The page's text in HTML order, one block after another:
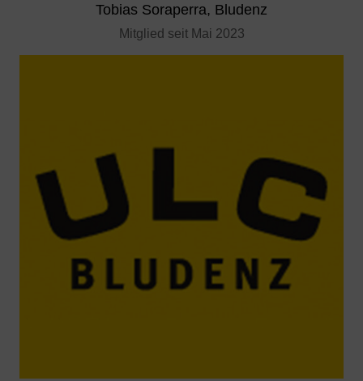
Tobias Soraperra, Bludenz
Mitglied seit Mai 2023